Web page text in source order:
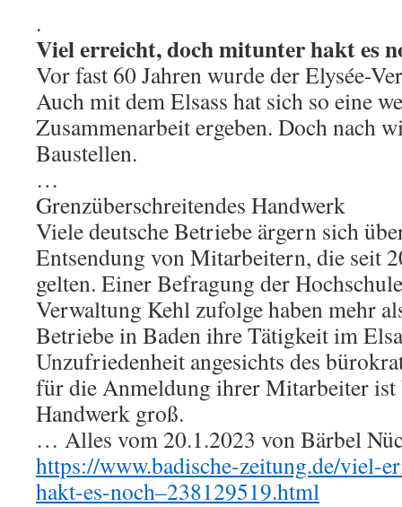
.
Viel erreicht, doch mitunter hakt es
Vor fast 60 Jahren wurde der Elysée-
Auch mit dem Elsass hat sich so eine
Zusammenarbeit ergeben. Doch nach
Baustellen.
…
Grenzüberschreitendes Handwerk
Viele deutsche Betriebe ärgern sich
Entsendung von Mitarbeitern, die seit
gelten. Einer Befragung der
Verwaltung Kehl zufolge haben mehr
Betriebe in Baden ihre Tätigkeit im
Unzufriedenheit angesichts des
für die Anmeldung ihrer Mitarbeiter ist
Handwerk groß.
… Alles vom 20.1.2023 von Bärbel
https://www.badische-zeitung.de/viel-
hakt-es-noch–238129519.html